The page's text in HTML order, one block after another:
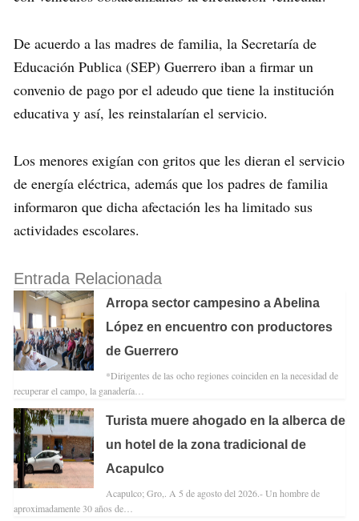
De acuerdo a las madres de familia, la Secretaría de
Educación Publica (SEP) Guerrero iban a firmar un
convenio de pago por el adeudo que tiene la institución
educativa y así, les reinstalarían el servicio.
Los menores exigían con gritos que les dieran el servicio
de energía eléctrica, además que los padres de familia
informaron que dicha afectación les ha limitado sus
actividades escolares.
Entrada Relacionada
Arropa sector campesino a Abelina
López en encuentro con productores
de Guerrero
*Dirigentes de las ocho regiones coinciden en la necesidad de
recuperar el campo, la ganadería…
Turista muere ahogado en la alberca de
un hotel de la zona tradicional de
Acapulco
Acapulco; Gro,. A 5 de agosto del 2026.- Un hombre de
aproximadamente 30 años de…